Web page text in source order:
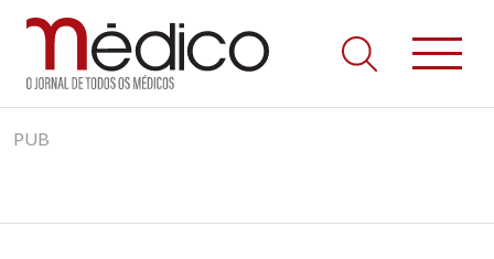
to
Jornal Médico
Médico – O Jornal de Todos os Médicos. Onde as notícias
realmente contam! Tudo o que se passa na Saúde!
PUB